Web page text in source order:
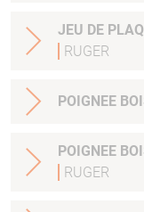
JEU DE
RUGER
POIGNEE
POIGNEE
RUGER